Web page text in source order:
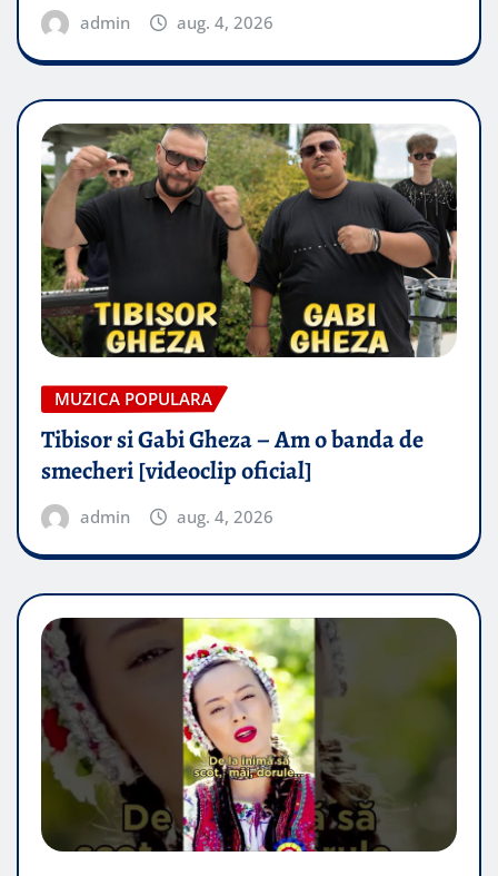
admin aug. 4, 2026
MUZICA POPULARA
Tibisor si Gabi Gheza – Am o banda de
smecheri [videoclip oficial]
admin aug. 4, 2026